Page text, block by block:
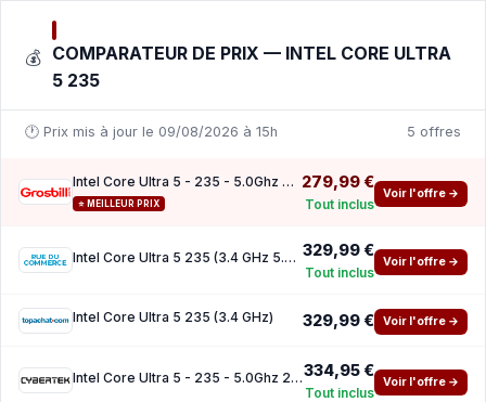
💰 COMPARATEUR DE PRIX — INTEL CORE ULTRA
5 235
🕐 Prix mis à jour le 09/08/2026 à 15h 5 offres
Intel Core Ultra 5 - 235 - 5.0Ghz 24Mo LGA1851 BOX
⭐ MEILLEUR PRIX
279,99 €
Tout inclus
Voir l'offre →
Intel Core Ultra 5 235 (3.4 GHz 5.0 GHz) 329,99 €
Tout inclus
Voir l'offre →
Intel Core Ultra 5 235 (3.4 GHz) 329,99 € Voir l'offre →
Intel Core Ultra 5 - 235 - 5.0Ghz 24Mo LGA1851 BOX334,95 €
Tout inclus
Voir l'offre →